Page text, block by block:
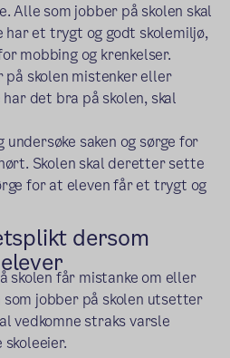
Alle som jobber på skolen skal
har et trygt og godt skolemiljø,
mobbing og krenkelser.
på skolen mistenker eller
det bra på skolen, skal
saken og sørge for
Skolen skal deretter sette
for at eleven får et trygt og
dersom
skolen får mistanke om eller
som jobber på skolen utsetter
vedkomne straks varsle